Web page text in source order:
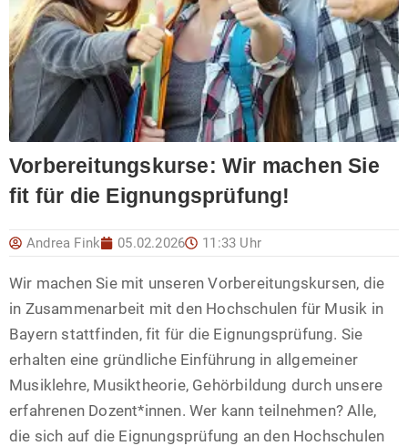
Vorbereitungskurse: Wir machen Sie
fit für die Eignungsprüfung!
Andrea Fink 05.02.2026 11:33 Uhr
Wir machen Sie mit unseren Vorbereitungskursen, die
in Zusammenarbeit mit den Hochschulen für Musik in
Bayern stattfinden, fit für die Eignungsprüfung. Sie
erhalten eine gründliche Einführung in allgemeiner
Musiklehre, Musiktheorie, Gehörbildung durch unsere
erfahrenen Dozent*innen. Wer kann teilnehmen? Alle,
die sich auf die Eignungsprüfung an den Hochschulen